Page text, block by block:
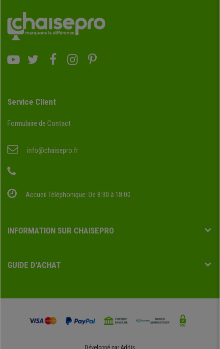
Service Client
Formulaire de Contact
info@chaisepro.fr
Accueil Téléphonique: De 8:30 à 18:00
INFORMATION SUR CHAISEPRO
GUIDE D'ACHAT
Développé par Addis